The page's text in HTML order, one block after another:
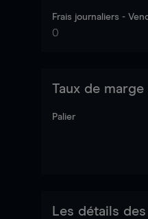
Frais journaliers -
0
Taux de marge
Palier
Les détails